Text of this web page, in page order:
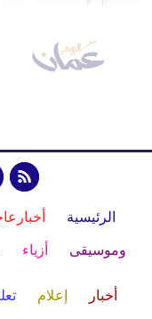
الرئيسية
وموسيقى أزياء
أخبار إعلام